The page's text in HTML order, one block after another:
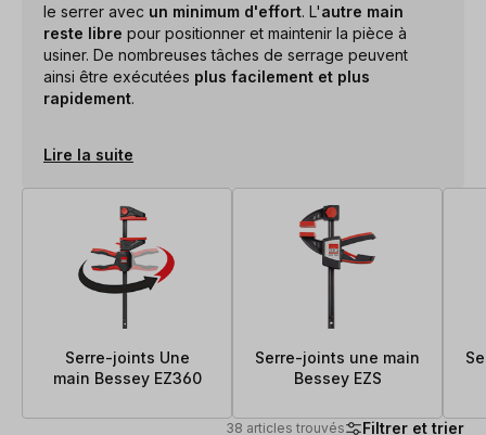
le serrer avec un minimum d'effort. L'autre main
reste libre pour positionner et maintenir la pièce à
usiner. De nombreuses tâches de serrage peuvent
ainsi être exécutées plus facilement et plus
rapidement.
Lire la suite
Serre-joints Une
main Bessey EZ360
Serre-joints une main
Bessey EZS
38 articles trouvés Filtrer et trier